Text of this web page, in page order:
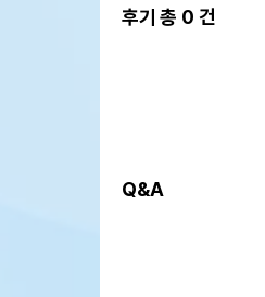
후기 총 0 건
Q&A